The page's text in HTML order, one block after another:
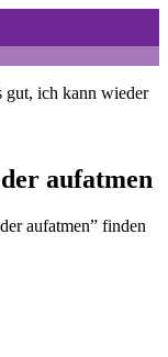
gut, ich kann wieder
aufatmen
aufatmen” finden